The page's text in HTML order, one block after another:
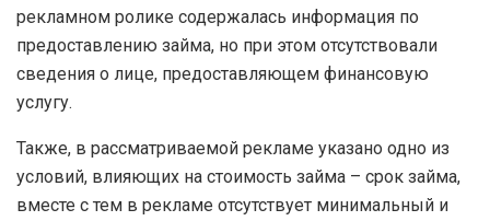
рекламном ролике содержалась информация по
предоставлению займа, но при этом отсутствовали
сведения о лице, предоставляющем финансовую
услугу.
Также, в рассматриваемой рекламе указано одно из
условий, влияющих на стоимость займа – срок займа,
вместе с тем в рекламе отсутствует минимальный и